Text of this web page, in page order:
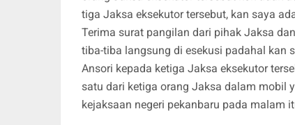
tiga Jaksa eksekutor tersebut, kan saya
Terima surat pangilan dari pihak Jaksa
tiba-tiba langsung di esekusi padahal kan
Ansori kepada ketiga Jaksa eksekutor
satu dari ketiga orang Jaksa dalam mobil
kejaksaan negeri pekanbaru pada malam